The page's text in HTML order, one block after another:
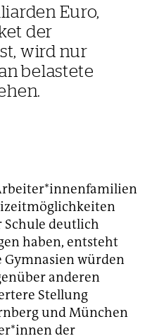
Euro,
der
wird nur
belastete
Schule deutlich
haben, entsteht
Gymnasien würden
anderen
Stellung
und München
der